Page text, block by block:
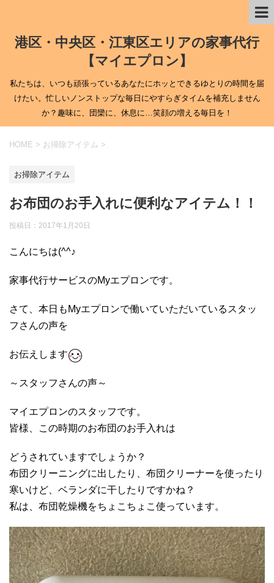
港区・中央区・江東区エリアの家事代行
【マイエプロン】
私たちは、いつも頑張っているあなたにホッとできるゆとりの時間を届
けたい。忙しいノンストップな毎日にやすらぎタイムを補充しません
か？趣味に、団欒に、休息に…笑顔の増える毎日を！
HOME > お掃除アイテム >
お掃除アイテム
お布団のお手入れに便利なアイテム！！
投稿日： 2017年1月20日
こんにちは(^^♪
家事代行サービスのMyエプロンです。
さて、本日もMyエプロンで働いていただいているスタッ
フさんの声を
お伝えします
～スタッフさんの声～
マイエプロンのスタッフです。
皆様、この時期のお布団のお手入れは
どうされていますでしょうか？
布団クリーニングに出したり、布団クリーナーを使ったり
寒いけど、ベランダに干したりですかね？
私は、布団乾燥機をちょこちょこ使っています。